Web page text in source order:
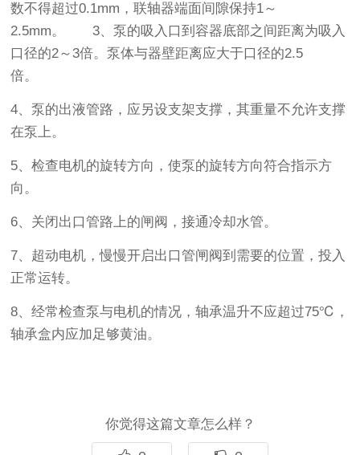
数不得超过0.1mm，联轴器端面间隙保持1～
2.5mm。 3、泵的吸入口到容器底部之间距离为吸入
口径的2～3倍。泵体与器壁距离应大于口径的2.5
倍。
4、泵的出液管路，应另设支架支撑，其重量不允许支撑
在泵上。
5、检查电机的旋转方向，使泵的旋转方向符合指示方
向。
6、关闭出口管路上的闸阀，接通冷却水管。
7、超动电机，慢慢开启出口管闸阀到需要的位置，投入
正常运转。
8、经常检查泵与电机的情况，轴承温升不应超过75℃，
轴承盒内应加足够黄油。
你觉得这篇文章怎么样？